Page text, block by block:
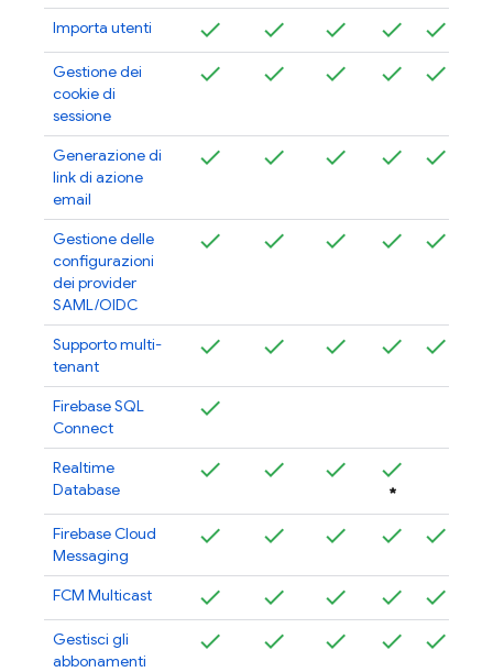
Importa utenti
Gestione dei
cookie di
sessione
Generazione di
link di azione
email
Gestione delle
configurazioni
dei provider
SAML/OIDC
Supporto multi-
tenant
Firebase SQL
Connect
Realtime
Database
*
Firebase Cloud
Messaging
FCM Multicast
Gestisci gli
abbonamenti